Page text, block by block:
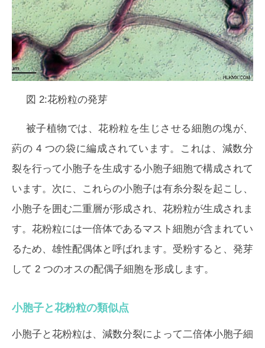
図 2:花粉粒の発芽
被子植物では、花粉粒を生じさせる細胞の塊が、
葯の 4 つの袋に編成されています。これは、減数分
裂を行って小胞子を生成する小胞子細胞で構成されて
います。次に、これらの小胞子は有糸分裂を起こし、
小胞子を囲む二重層が形成され、花粉粒が生成されま
す。花粉粒には一倍体であるマスト細胞が含まれてい
るため、雄性配偶体と呼ばれます。受粉すると、発芽
して 2 つのオスの配偶子細胞を形成します。
小胞子と花粉粒の類似点
小胞子と花粉粒は、減数分裂によって二倍体小胞子細